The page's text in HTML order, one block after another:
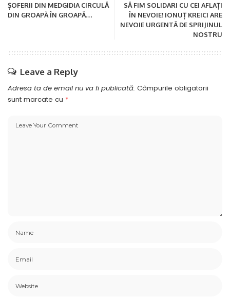
ȘOFERII DIN MEDGIDIA CIRCULĂ
DIN GROAPĂ ÎN GROAPĂ…
SĂ FIM SOLIDARI CU CEI AFLAȚI
ÎN NEVOIE! IONUȚ KREICI ARE
NEVOIE URGENTĂ DE SPRIJINUL
NOSTRU
Leave a Reply
Adresa ta de email nu va fi publicată. Câmpurile obligatorii
sunt marcate cu *